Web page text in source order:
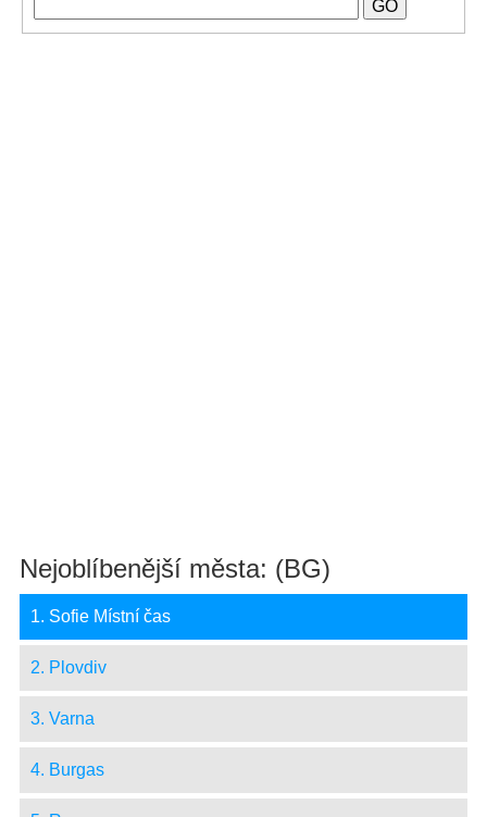
Nejoblíbenější města: (BG)
1. Sofie Místní čas
2. Plovdiv
3. Varna
4. Burgas